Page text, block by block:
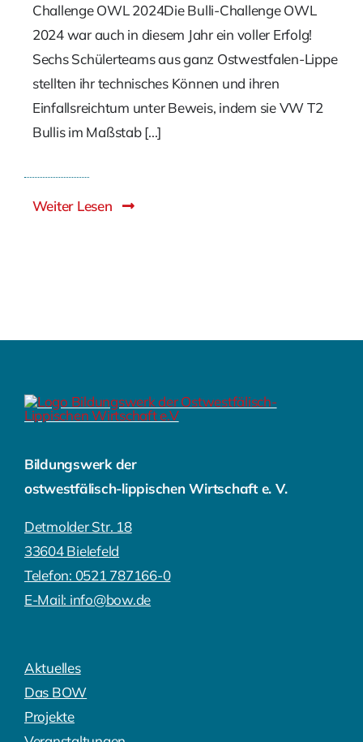
Challenge OWL 2024Die Bulli-Challenge OWL
2024 war auch in diesem Jahr ein voller Erfolg!
Sechs Schülerteams aus ganz Ostwestfalen-Lippe
stellten ihr technisches Können und ihren
Einfallsreichtum unter Beweis, indem sie VW T2
Bullis im Maßstab [...]
Weiter Lesen
Bildungswerk der
ostwestfälisch-lippischen Wirtschaft e. V.
Detmolder Str. 18
33604 Bielefeld
Telefon: 0521 787166-0
E-Mail: info@bow.de
Aktuelles
Das BOW
Projekte